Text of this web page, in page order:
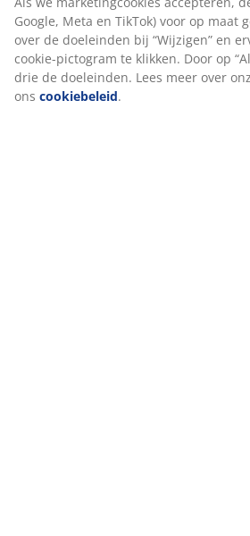
Wil je meer weten over welke
past? Lees dan onze gidsen of
winkel. Daar kan je verschillende
je advies bij het kiezen van de
van je slaaphouding en andere